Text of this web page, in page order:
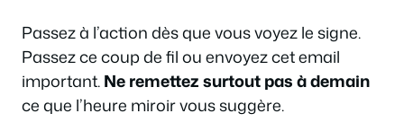
Passez à l’action dès que vous voyez le signe.
Passez ce coup de fil ou envoyez cet email
important.Ne remettez surtout pas à demain
ce que l’heure miroir vous suggère.